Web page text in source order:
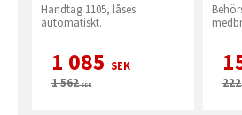
Handtag 1105, låses
automatiskt.
1 085 SEK
1 562SEK
222